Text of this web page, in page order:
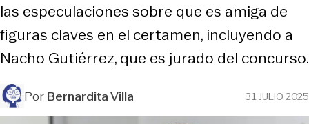
las especulaciones sobre que es amiga de
figuras claves en el certamen, incluyendo a
Nacho Gutiérrez, que es jurado del concurso.
PorBernardita Villa 31 JULIO 2025